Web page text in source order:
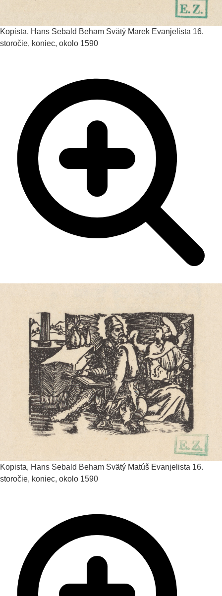
Kopista, Hans Sebald Beham Svätý Marek Evanjelista 16.
storočie, koniec, okolo 1590
Kopista, Hans Sebald Beham Svätý Matúš Evanjelista 16.
storočie, koniec, okolo 1590